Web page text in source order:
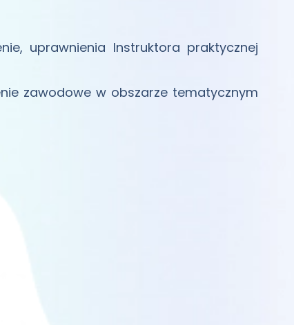
uprawnienia Instruktora praktycznej
zawodowe w obszarze tematycznym